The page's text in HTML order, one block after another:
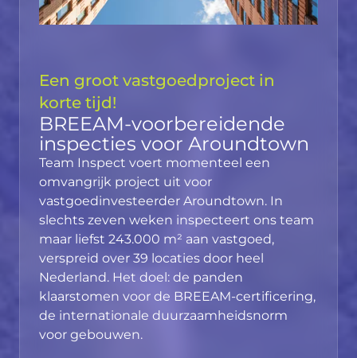
Een groot vastgoedproject in
korte tijd!
BREEAM-voorbereidende
inspecties voor Aroundtown
Team Inspect voert momenteel een
omvangrijk project uit voor
vastgoedinvesteerder Aroundtown. In
slechts zeven weken inspecteert ons team
maar liefst 243.000 m² aan vastgoed,
verspreid over 39 locaties door heel
Nederland. Het doel: de panden
klaarstomen voor de BREEAM-certificering,
de internationale duurzaamheidsnorm
voor gebouwen.